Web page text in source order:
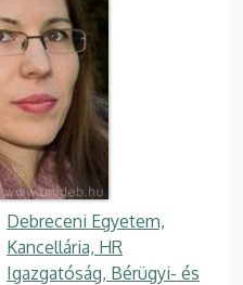
Debreceni Egyetem,
Kancellária, HR
Igazgatóság, Bérügyi- és